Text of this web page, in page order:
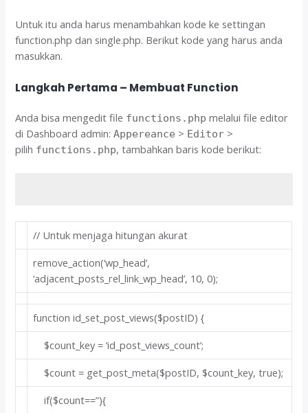
Untuk itu anda harus menambahkan kode ke settingan
function.php dan single.php. Berikut kode yang harus anda
masukkan.
Langkah Pertama – Membuat Function
Anda bisa mengedit file functions.php melalui file editor
di Dashboard admin: Appereance > Editor >
pilih functions.php, tambahkan baris kode berikut:
// Untuk menjaga hitungan akurat
remove_action(‘wp_head’,
‘adjacent_posts_rel_link_wp_head’, 10,0);
function id_set_post_views($postID) {
$count_key =‘id_post_views_count’;
$count = get_post_meta($postID, $count_key,true);
if($count==”){